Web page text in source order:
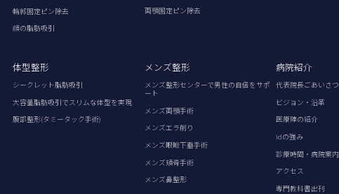
輪郭固定ピン除去
顔の脂肪吸引
両顎固定ピン除去
体型整形
シークレット脂肪吸引
大容量脂肪吸引でスリムな体型を実現
腹部整形(タミータック手術)
メンズ整形
メンズ整形センターで男性の自信をサポ
ート
メンズ両顎手術
メンズエラ削り
メンズ眼瞼下垂手術
メンズ頬骨手術
メンズ鼻整形
病院紹介
代表院長ごあいさつ
ビジョン・沿革
医療陣の紹介
idの強み
診療時間・病院案内
アクセス
専門教科書出刊